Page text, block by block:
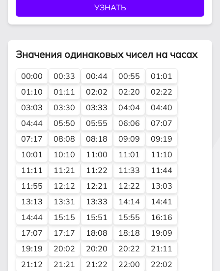
Значения одинаковых чисел на часах
00:00 00:33 00:44 00:55
01:01
01:10
01:11 02:02 02:20
02:22
03:03
03:30 03:33 04:04
04:40
04:44
05:50 05:55 06:06
07:07
07:17
08:08 08:18 09:09
09:19
10:01
10:10 11:00 11:01
11:10
11:11
11:21 11:22 11:33
11:44
11:55
12:12 12:21 12:22
13:03
13:13
13:31 13:33 14:14
14:41
14:44
15:15 15:51 15:55
16:16
17:07
17:17 18:08 18:18
19:09
19:19
20:02 20:20 20:22
21:11
21:12
21:21 21:22 22:00
22:02